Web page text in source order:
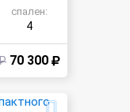
спален:
4
70 300